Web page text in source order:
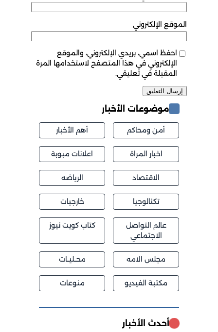
الموقع الإلكتروني
احفظ اسمي، بريدي الإلكتروني، والموقع
الإلكتروني في هذا المتصفح لاستخدامها المرة
المقبلة في تعليقي.
موضوعات الأخبار
أمن ومحاكم أهم الأخبار
اخبار المراة اعلانات مبوبة
الاقتصاد الرياضه
تكنالوجيا خارجيات
عالم التواصل
الاجتماعي
كتاب كويت نيوز
مجلس الامه محــليــات
مكتبة الفيديو منوعات
أحدث الأخبار